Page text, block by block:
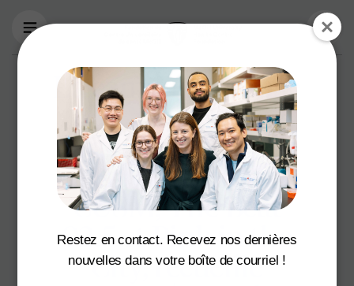
Aller au contenu principal
La campagne Raise
Craze, un
partenariat entre la
Fondation du
CUSM, The Beat
92.5 et Pink in the
City, recueille
Restez en contact. Recevez nos dernières
nouvelles dans votre boîte de courriel !